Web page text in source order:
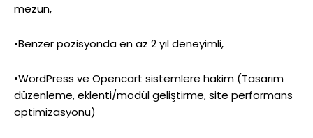
mezun,
•Benzer pozisyonda en az 2 yıl deneyimli,
•WordPress ve Opencart sistemlere hakim (Tasarım
düzenleme, eklenti/modül geliştirme, site performans
optimizasyonu)